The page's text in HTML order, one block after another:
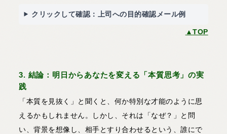
クリックして確認：上司への目的確認メール例
▲TOP
3. 結論：明日からあなたを変える「本質思考」の実
践
「本質を見抜く」と聞くと、何か特別な才能のように思
えるかもしれません。しかし、それは「なぜ？」と問
い、背景を想像し、相手とすり合わせるという、誰にで